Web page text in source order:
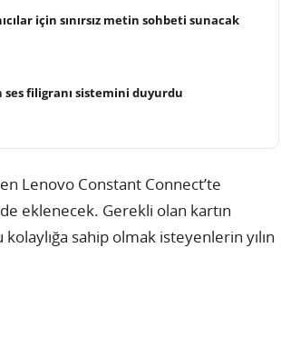
için sınırsız metin sohbeti sunacak
ses filigranı sistemini duyurdu
Lenovo Constant Connect’te
eklenecek. Gerekli olan kartın
sahip olmak isteyenlerin yılın